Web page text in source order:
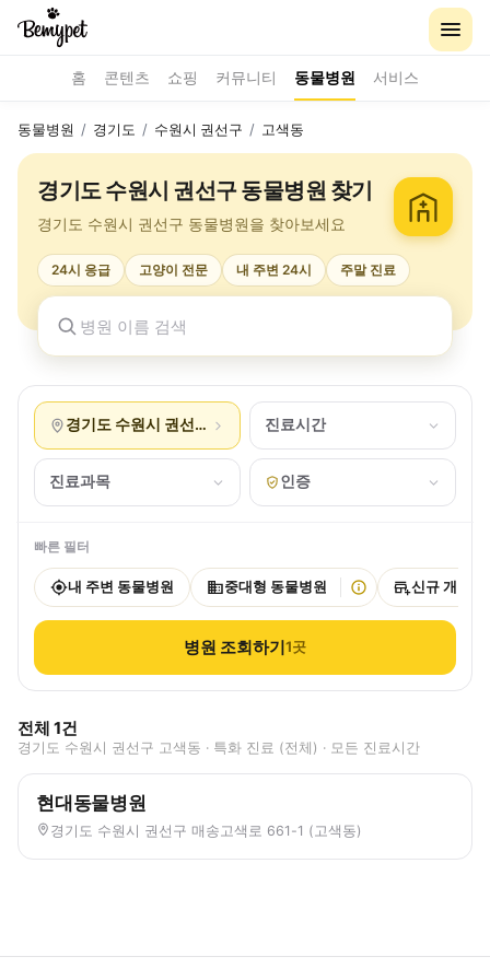
홈 콘텐츠 쇼핑 커뮤니티 동물병원 서비스
동물병원 / 경기도 / 수원시 권선구 / 고색동
경기도 수원시 권선구 동물병원 찾기
경기도 수원시 권선구 동물병원을 찾아보세요
24시 응급 고양이 전문 내 주변 24시 주말 진료
경기도 수원시 권선구 고색동 진료시간
진료과목 인증
빠른 필터
내 주변 동물병원 중대형 동물병원 신규 개원
병원 조회하기1곳
전체 1건
경기도 수원시 권선구 고색동 · 특화 진료 (전체) · 모든 진료시간
현대동물병원
경기도 수원시 권선구 매송고색로 661-1 (고색동)